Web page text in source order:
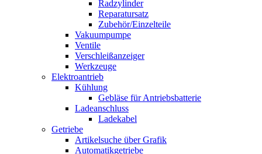
Radzylinder
Reparatursatz
Zubehör/Einzelteile
Vakuumpumpe
Ventile
Verschleißanzeiger
Werkzeuge
Elektroantrieb
Kühlung
Gebläse für Antriebsbatterie
Ladeanschluss
Ladekabel
Getriebe
Artikelsuche über Grafik
Automatikgetriebe